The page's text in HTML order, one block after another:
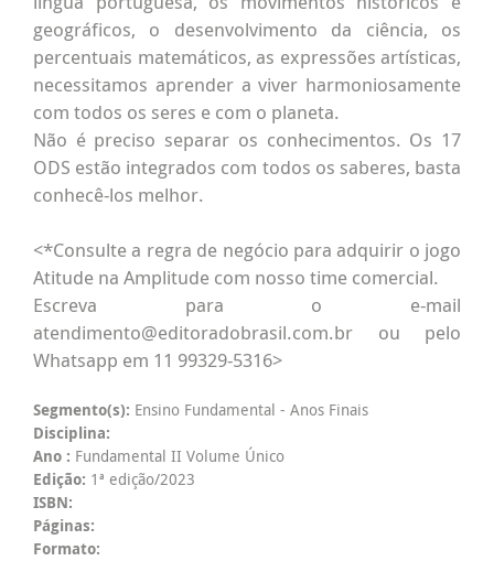
geográficos, o desenvolvimento da ciência, os
percentuais matemáticos, as expressões artísticas,
necessitamos aprender a viver harmoniosamente
com todos os seres e com o planeta.
Não é preciso separar os conhecimentos. Os 17
ODS estão integrados com todos os saberes, basta
conhecê-los melhor.
<*Consulte a regra de negócio para adquirir o jogo
Atitude na Amplitude com nosso time comercial.
Escreva para o e-mail
atendimento@editoradobrasil.com.br ou pelo
Whatsapp em 11 99329-5316>
Segmento(s): Ensino Fundamental - Anos Finais
Disciplina:
Ano : Fundamental II Volume Único
Edição: 1ª edição/2023
ISBN:
Páginas:
Formato: